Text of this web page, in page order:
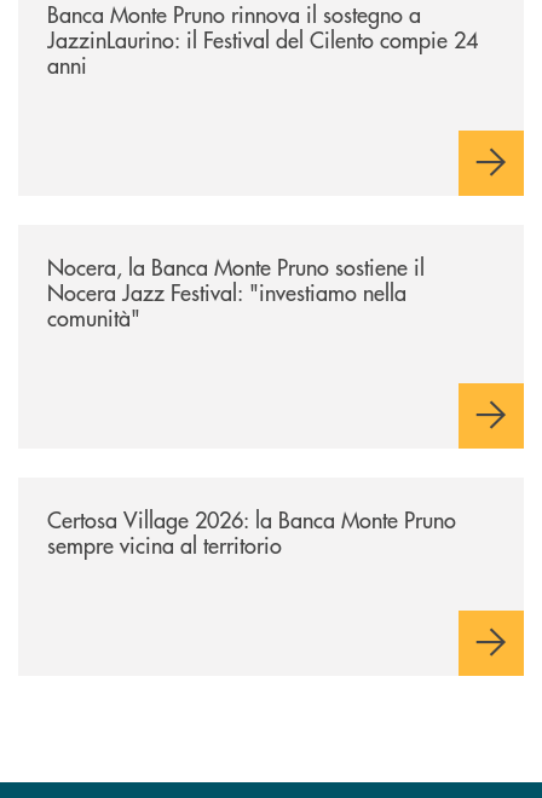
Banca Monte Pruno rinnova il sostegno a
JazzinLaurino: il Festival del Cilento compie 24
anni
Nocera, la Banca Monte Pruno sostiene il
Nocera Jazz Festival: "investiamo nella
comunità"
Certosa Village 2026: la Banca Monte Pruno
sempre vicina al territorio